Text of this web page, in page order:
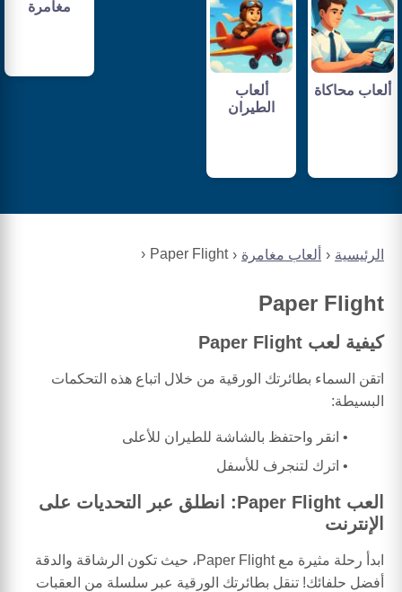
الرئيسية ألعاب مغامرة Paper Flight
Paper Flight
كيفية لعب Paper Flight
اتقن السماء بطائرتك الورقية من خلال اتباع هذه التحكمات
البسيطة:
انقر واحتفظ بالشاشة للطيران للأعلى
اترك لتنجرف للأسفل
العب Paper Flight: انطلق عبر التحديات على
الإنترنت
ابدأ رحلة مثيرة مع Paper Flight، حيث تكون الرشاقة والدقة
أفضل حلفائك! تنقل بطائرتك الورقية عبر سلسلة من العقبات
مغامرة
ألعاب محاكاة
ألعاب
الطيران